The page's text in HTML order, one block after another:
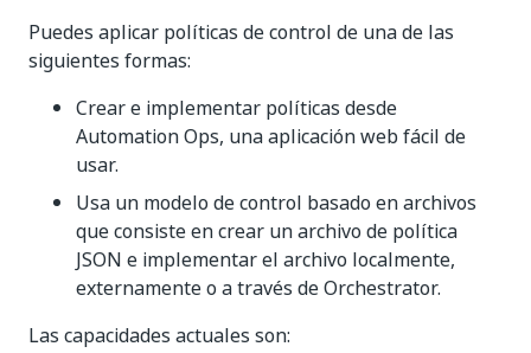
Puedes aplicar políticas de control de una de las
siguientes formas:
Crear e implementar políticas desde
Automation Ops, una aplicación web fácil de
usar.
Usa un modelo de control basado en archivos
que consiste en crear un archivo de política
JSON e implementar el archivo localmente,
externamente o a través de Orchestrator.
Las capacidades actuales son: